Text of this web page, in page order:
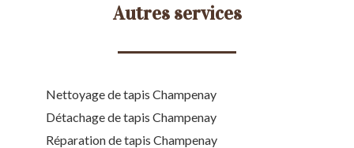
Autres services
Nettoyage de tapis Champenay
Détachage de tapis Champenay
Réparation de tapis Champenay